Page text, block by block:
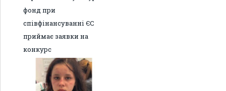
фонд при
співфінансуванні ЄС
приймає заявки на
конкурс